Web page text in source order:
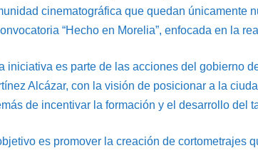
cinematográfica que quedan únicamente
“Hecho en Morelia”, enfocada en la
iniciativa es parte de las acciones del gobierno
Alcázar, con la visión de posicionar a la
de incentivar la formación y el desarrollo del
es promover la creación de cortometrajes